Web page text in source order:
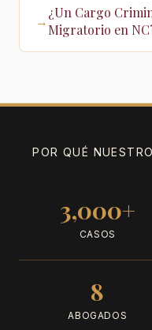
→
¿Un Cargo
Migratorio en
POR QUÉ
3,000+
CASOS
8
ABOGADOS